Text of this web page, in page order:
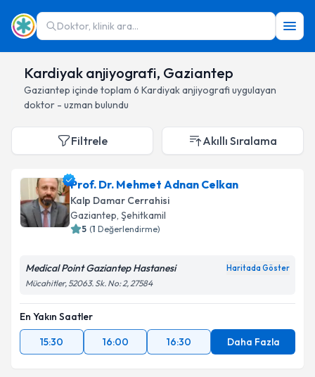
Doktor, klinik ara...
Kardiyak anjiyografi, Gaziantep
Gaziantep içinde toplam 6 Kardiyak anjiyografi uygulayan
doktor - uzman bulundu
Filtrele Akıllı Sıralama
Prof. Dr. Mehmet Adnan Celkan
Kalp Damar Cerrahisi
Gaziantep, Şehitkamil
5 (1 Değerlendirme)
Medical Point Gaziantep Hastanesi Haritada Göster
Mücahitler, 52063. Sk. No: 2, 27584
En Yakın Saatler
15:30
16:00 16:30 Daha Fazla